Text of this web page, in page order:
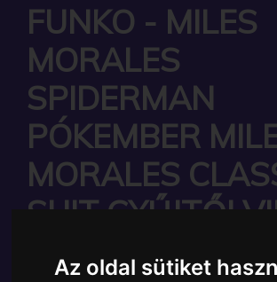
Az oldal sütiket
FUNKO - MILES
MORALES
SPIDERMAN
PÓKEMBER
MORALES
SUIT GYŰJTŐI
KARAKTER